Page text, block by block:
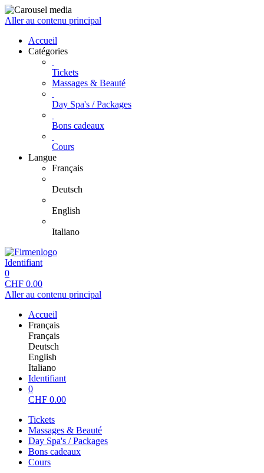
Aller au contenu principal
Accueil
Catégories
Tickets
Massages & Beauté
Day Spa's / Packages
Bons cadeaux
Cours
Langue
Français
Deutsch
English
Italiano
Identifiant
0
CHF 0.00
Aller au contenu principal
Accueil
Français
Français
Deutsch
English
Italiano
Identifiant
0
CHF 0.00
Tickets
Massages & Beauté
Day Spa's / Packages
Bons cadeaux
Cours